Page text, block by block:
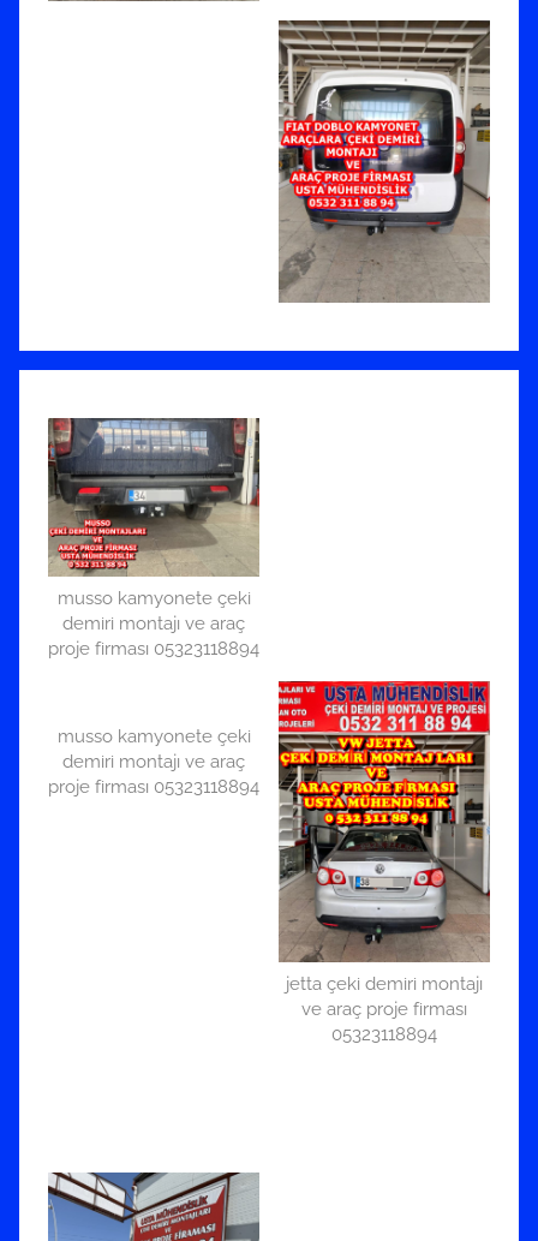
musso kamyonete çeki
demiri montajı ve araç
proje firması 05323118894
musso kamyonete çeki
demiri montajı ve araç
proje firması 05323118894
jetta çeki demiri montajı
ve araç proje firması
05323118894